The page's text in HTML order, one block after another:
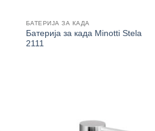
БАТЕРИЈА ЗА КАДА
Батерија за када Minotti Stela
2111